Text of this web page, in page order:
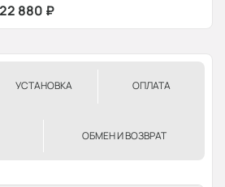
880 ₽
УСТАНОВКА ОПЛАТА
ОБМЕН И ВОЗВРАТ